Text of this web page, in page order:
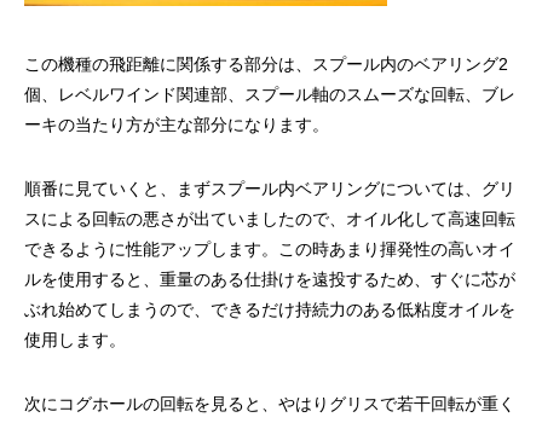
リールオーバーホール「マスタープログラ
ム」
2023.03.21
Selffishが教えるリ
（第22回）コラム
この機種の飛距離に関係する部分は、スプール内のベアリング2
個、レベルワインド関連部、スプール軸のスムーズな回転、ブレ
ーキの当たり方が主な部分になります。
順番に見ていくと、まずスプール内ベアリングについては、グリ
スによる回転の悪さが出ていましたので、オイル化して高速回転
できるように性能アップします。この時あまり揮発性の高いオイ
ルを使用すると、重量のある仕掛けを遠投するため、すぐに芯が
ぶれ始めてしまうので、できるだけ持続力のある低粘度オイルを
使用します。
次にコグホールの回転を見ると、やはりグリスで若干回転が重く